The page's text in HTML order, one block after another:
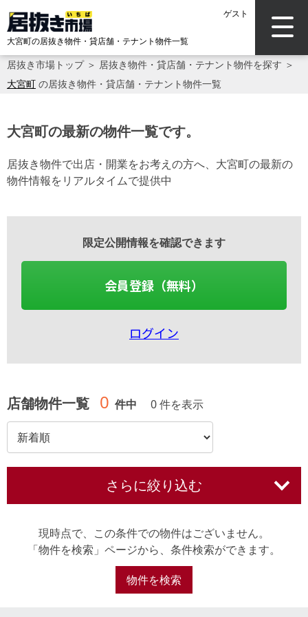
ゲスト
大宮町の居抜き物件・貸店舗・テナント物件一覧
居抜き市場トップ＞ 居抜き物件・貸店舗・テナント物件を探す ＞
大宮町 の居抜き物件・貸店舗・テナント物件一覧
大宮町の最新の物件一覧です。
居抜き物件で出店・開業をお考えの方へ、大宮町の最新の
物件情報をリアルタイムで提供中
限定公開情報を確認できます
会員登録（無料）
ログイン
店舗物件一覧 0 件中 0 件を表示
さらに絞り込む
現時点で、この条件での物件はございません。
「物件を検索」ページから、条件検索ができます。
物件を検索